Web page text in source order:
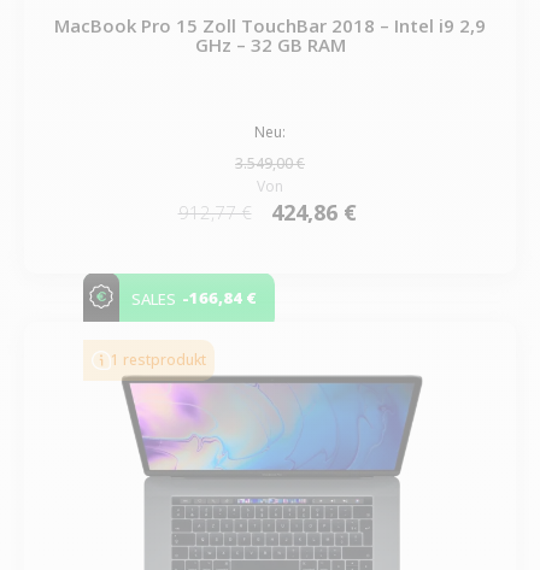
MacBook Pro 15 Zoll TouchBar 2018 – Intel i9 2,9
GHz – 32 GB RAM
Neu:
3.549,00 €
Von
912,77 € 424,86 €
SALES -166,84 €
1 restprodukt